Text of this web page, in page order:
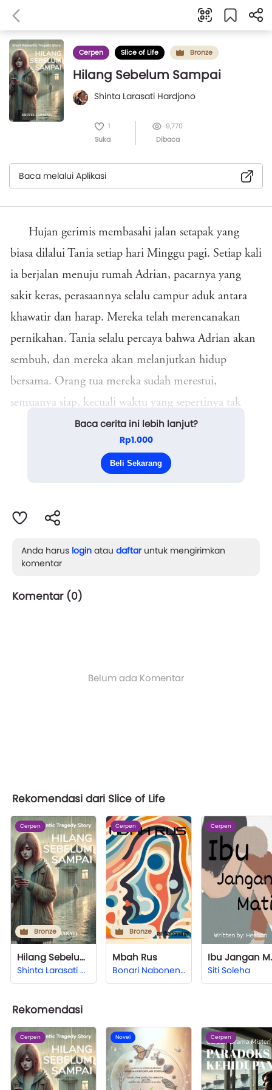
Cerpen Slice of Life Bronze
Hilang Sebelum Sampai
Shinta Larasati Hardjono
1
Suka
9,770
Dibaca
Baca melalui Aplikasi
Hujan gerimis membasahi jalan setapak yang
biasa dilalui Tania setiap hari Minggu pagi. Setiap kali
ia berjalan menuju rumah Adrian, pacarnya yang
sakit keras, perasaannya selalu campur aduk antara
khawatir dan harap. Mereka telah merencanakan
pernikahan. Tania selalu percaya bahwa Adrian akan
sembuh, dan mereka akan melanjutkan hidup
bersama. Orang tua mereka sudah merestui,
semuanya siap, kecuali waktu yang sepertinya tak
Tania melangkah pelan sambil merapatkan
jaketnya. Sejak seminggu yang lalu, Ad...
Baca cerita ini lebih lanjut?
Rp1.000
Beli Sekarang
Anda harus login atau daftaruntuk mengirimkan
komentar
Komentar (0)
Belum ada Komentar
Rekomendasi dari Slice of Life
Cerpen
Bronze
Hilang Sebelum Sampai
Shinta Larasati Hardjono
Cerpen
Bronze
Mbah Rus
Bonari Nabonenar
Cerpen
Ibu
Siti Soleha
Rekomendasi
Cerpen Novel Cerpen